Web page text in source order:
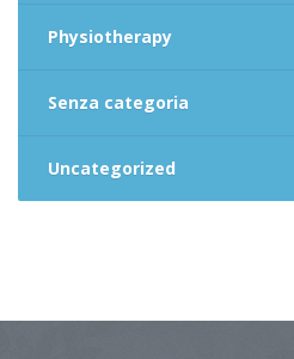
Physiotherapy
Senza categoria
Uncategorized